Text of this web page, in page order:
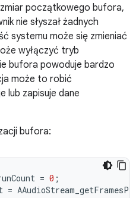
początkowego bufora,
nie słyszał żadnych
systemu może się zmieniać
wyłączyć tryb
bufora powoduje bardzo
może to robić
lub zapisuje dane
bufora:
= 0 ;
=